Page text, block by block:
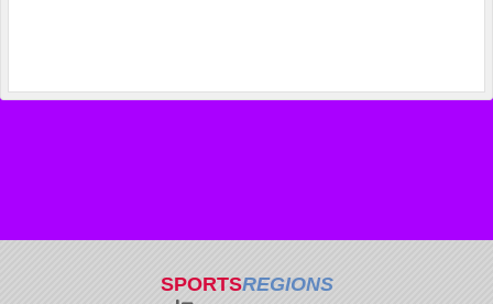
SPORTSREGIONS